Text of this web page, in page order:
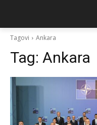
Tagovi Ankara
Tag: Ankara